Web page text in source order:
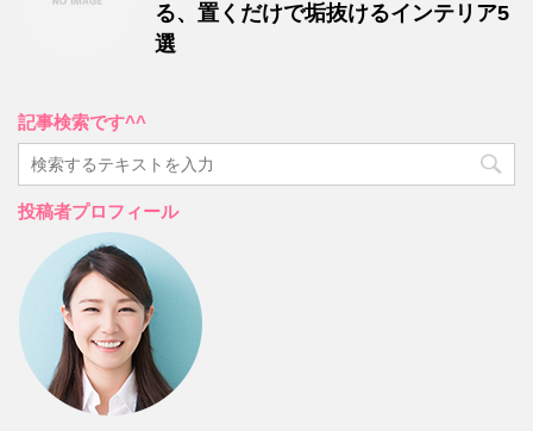
る、置くだけで垢抜けるインテリア5
選
記事検索です^^
投稿者プロフィール